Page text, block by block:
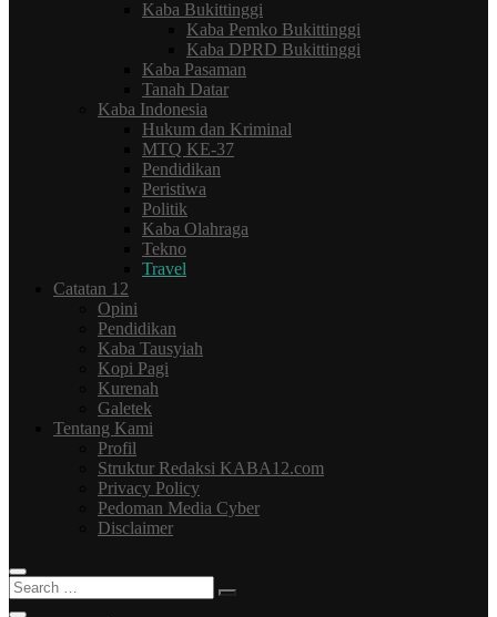
Kaba Bukittinggi
Kaba Pemko Bukittinggi
Kaba DPRD Bukittinggi
Kaba Pasaman
Tanah Datar
Kaba Indonesia
Hukum dan Kriminal
MTQ KE-37
Pendidikan
Peristiwa
Politik
Kaba Olahraga
Tekno
Travel
Catatan 12
Opini
Pendidikan
Kaba Tausyiah
Kopi Pagi
Kurenah
Galetek
Tentang Kami
Profil
Struktur Redaksi KABA12.com
Privacy Policy
Pedoman Media Cyber
Disclaimer
Search
…